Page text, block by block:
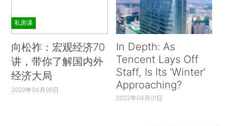
私房课
向松祚：宏观经济70
讲，带你了解国内外
经济大局
2022年04月06日
In Depth: As
Tencent Lays Off
Staff, Is Its ‘Winter’
Approaching?
2022年04月01日